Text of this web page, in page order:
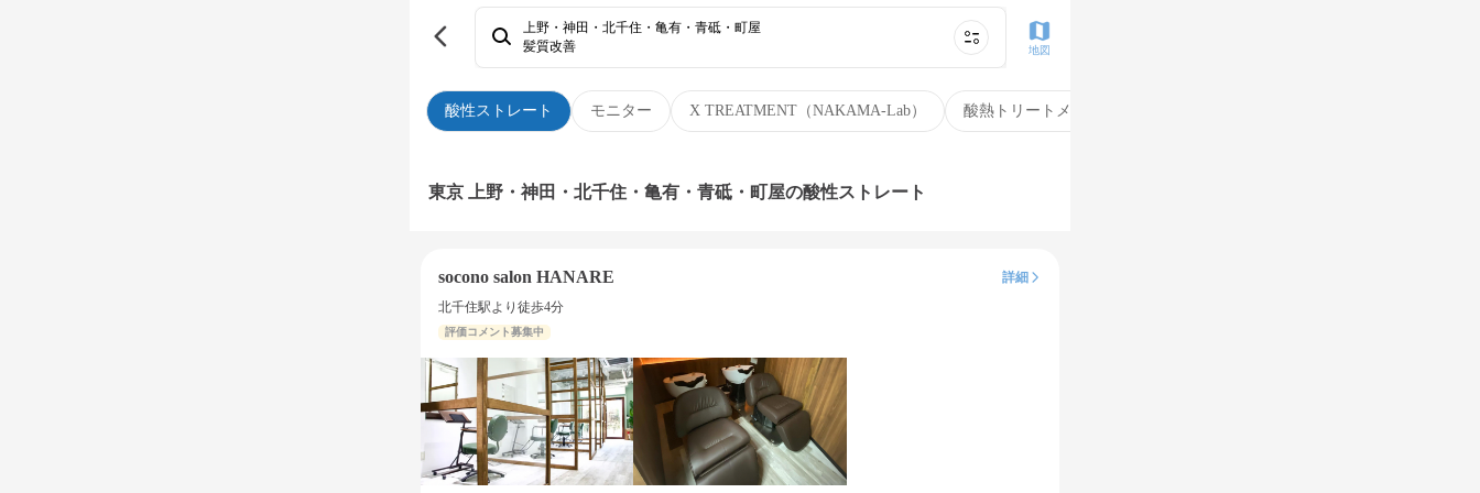
酸性ストレート モニター X TREATMENT（NAKAMA-Lab） 酸熱トリートメント
上野・神田・北千住・亀有・青砥・町屋
髪質改善
地図
東京 上野・神田・北千住・亀有・青砥・町屋の酸性ストレート
socono salon HANARE
詳細
北千住駅より徒歩4分
評価コメント募集中